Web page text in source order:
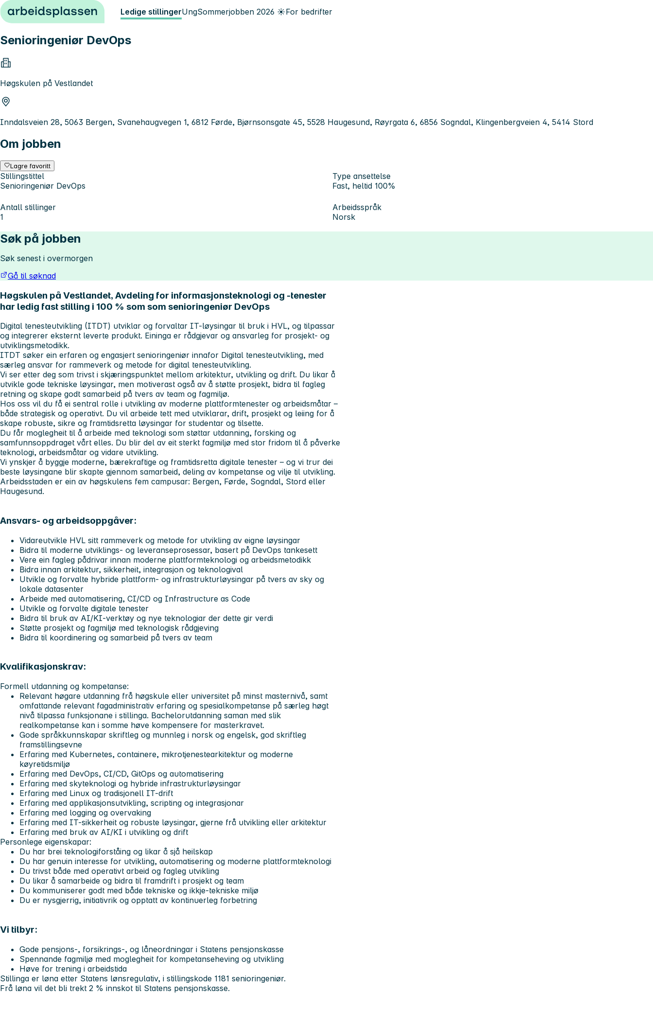
Hopp til innhold Ledige stillingerUngSommerjobben 2026 ☀️For bedrifter
Senioringeniør DevOps
Høgskulen på Vestlandet
Inndalsveien 28, 5063 Bergen, Svanehaugvegen 1, 6812 Førde, Bjørnsonsgate 45, 5528 Haugesund, Røyrgata 6, 6856 Sogndal, Klingenbergveien 4, 5414 Stord
Om jobben
Lagre favoritt
Stillingstittel
Senioringeniør DevOps
Type ansettelse
Fast, heltid 100%
Antall stillinger
1
Arbeidsspråk
Norsk
Søk på jobben
Søk senest i overmorgen
Gå til søknad
Høgskulen på Vestlandet, Avdeling for informasjonsteknologi og -tenester
har ledig fast stilling i 100 % som som senioringeniør DevOps
Digital tenesteutvikling (ITDT) utviklar og forvaltar IT-løysingar til bruk i HVL, og tilpassar
og integrerer eksternt leverte produkt. Eininga er rådgjevar og ansvarleg for prosjekt- og
utviklingsmetodikk.
ITDT søker ein erfaren og engasjert senioringeniør innafor Digital tenesteutvikling, med
særleg ansvar for rammeverk og metode for digital tenesteutvikling.
Vi ser etter deg som trivst i skjæringspunktet mellom arkitektur, utvikling og drift. Du likar å
utvikle gode tekniske løysingar, men motiverast også av å støtte prosjekt, bidra til fagleg
retning og skape godt samarbeid på tvers av team og fagmiljø.
Hos oss vil du få ei sentral rolle i utvikling av moderne plattformtenester og arbeidsmåtar –
både strategisk og operativt. Du vil arbeide tett med utviklarar, drift, prosjekt og leiing for å
skape robuste, sikre og framtidsretta løysingar for studentar og tilsette.
Du får moglegheit til å arbeide med teknologi som støttar utdanning, forsking og
samfunnsoppdraget vårt elles. Du blir del av eit sterkt fagmiljø med stor fridom til å påverke
teknologi, arbeidsmåtar og vidare utvikling.
Vi ynskjer å byggje moderne, bærekraftige og framtidsretta digitale tenester – og vi trur dei
beste løysingane blir skapte gjennom samarbeid, deling av kompetanse og vilje til utvikling.
Arbeidsstaden er ein av høgskulens fem campusar: Bergen, Førde, Sogndal, Stord eller
Haugesund.
Ansvars- og arbeidsoppgåver:
Vidareutvikle HVL sitt rammeverk og metode for utvikling av eigne løysingar
Bidra til moderne utviklings- og leveranseprosessar, basert på DevOps tankesett
Vere ein fagleg pådrivar innan moderne plattformteknologi og arbeidsmetodikk
Bidra innan arkitektur, sikkerheit, integrasjon og teknologival
Utvikle og forvalte hybride plattform- og infrastrukturløysingar på tvers av sky og
lokale datasenter
Arbeide med automatisering, CI/CD og Infrastructure as Code
Utvikle og forvalte digitale tenester
Bidra til bruk av AI/KI-verktøy og nye teknologiar der dette gir verdi
Støtte prosjekt og fagmiljø med teknologisk rådgjeving
Bidra til koordinering og samarbeid på tvers av team
Kvalifikasjonskrav:
Formell utdanning og kompetanse:
Relevant høgare utdanning frå høgskule eller universitet på minst masternivå, samt
omfattande relevant fagadministrativ erfaring og spesialkompetanse på særleg høgt
nivå tilpassa funksjonane i stillinga. Bachelorutdanning saman med slik
realkompetanse kan i somme høve kompensere for masterkravet.
Gode språkkunnskapar skriftleg og munnleg i norsk og engelsk, god skriftleg
framstillingsevne
Erfaring med Kubernetes, containere, mikrotjenestearkitektur og moderne
køyretidsmiljø
Erfaring med DevOps, CI/CD, GitOps og automatisering
Erfaring med skyteknologi og hybride infrastrukturløysingar
Erfaring med Linux og tradisjonell IT-drift
Erfaring med applikasjonsutvikling, scripting og integrasjonar
Erfaring med logging og overvaking
Erfaring med IT-sikkerheit og robuste løysingar, gjerne frå utvikling eller arkitektur
Erfaring med bruk av AI/KI i utvikling og drift
Personlege eigenskapar:
Du har brei teknologiforståing og likar å sjå heilskap
Du har genuin interesse for utvikling, automatisering og moderne plattformteknologi
Du trivst både med operativt arbeid og fagleg utvikling
Du likar å samarbeide og bidra til framdrift i prosjekt og team
Du kommuniserer godt med både tekniske og ikkje-tekniske miljø
Du er nysgjerrig, initiativrik og opptatt av kontinuerleg forbetring
Vi tilbyr:
Gode pensjons-, forsikrings-, og låneordningar i Statens pensjonskasse
Spennande fagmiljø med moglegheit for kompetanseheving og utvikling
Høve for trening i arbeidstida
Stillinga er løna etter Statens lønsregulativ, i stillingskode 1181 senioringeniør.
Frå løna vil det bli trekt 2 % innskot til Statens pensjonskasse.